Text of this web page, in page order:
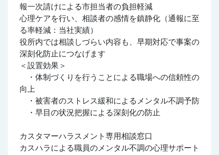
報一次請けによる市担当者の負担軽減
心理ケアを行い、相談者の感情を鎮静化（通報に至
る率軽減：当社実績）
役所内では相談しづらい内容も、早期対応で事案の
深刻化防止につなげます
＜設置効果＞
・体制づくりを行うことによる職場への信頼性の
向上
・被害者のストレス緩和によるメンタル不調予防
・早目の状況把握による深刻化の防止
カスタマーハラスメント専用相談窓口
カスハラによる職員のメンタル不調の心理サポート